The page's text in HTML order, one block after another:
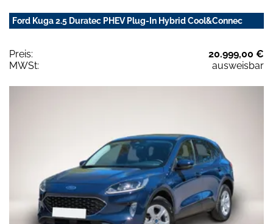
Ford Kuga 2.5 Duratec PHEV Plug-In Hybrid Cool&Connec
Preis:
20.999,00 €
MWSt:
ausweisbar